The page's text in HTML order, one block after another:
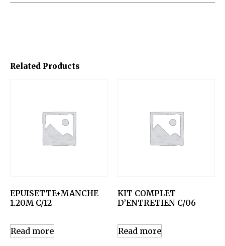
Related Products
EPUISETTE+MANCHE
1.20M C/12
Read more
KIT COMPLET
D’ENTRETIEN C/06
Read more